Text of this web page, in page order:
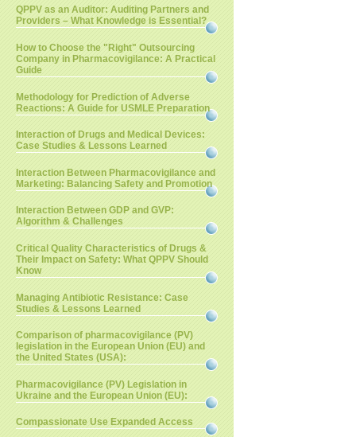
QPPV as an Auditor: Auditing Partners and
Providers – What Knowledge is Essential?
How to Choose the "Right" Outsourcing
Company in Pharmacovigilance: A Practical
Guide
Methodology for Prediction of Adverse
Reactions: A Guide for USMLE Preparation
Interaction of Drugs and Medical Devices:
Case Studies & Lessons Learned
Interaction Between Pharmacovigilance and
Marketing: Balancing Safety and Promotion
Interaction Between GDP and GVP:
Algorithm & Challenges
Critical Quality Characteristics of Drugs &
Their Impact on Safety: What QPPV Should
Know
Managing Antibiotic Resistance: Case
Studies & Lessons Learned
Comparison of pharmacovigilance (PV)
legislation in the European Union (EU) and
the United States (USA):
Pharmacovigilance (PV) Legislation in
Ukraine and the European Union (EU):
Compassionate Use Expanded Access